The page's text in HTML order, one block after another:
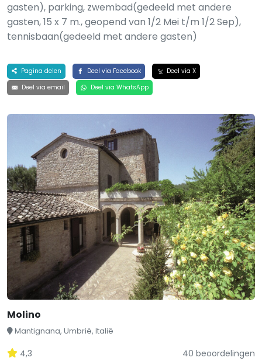
gasten), parking, zwembad(gedeeld met andere
gasten, 15 x 7 m., geopend van 1/2 Mei t/m 1/2 Sep),
tennisbaan(gedeeld met andere gasten)
Pagina delen Deel via Facebook
Deel via X
Deel via email
Deel via WhatsApp
Molino
Mantignana, Umbrië, Italië
4,3 40 beoordelingen